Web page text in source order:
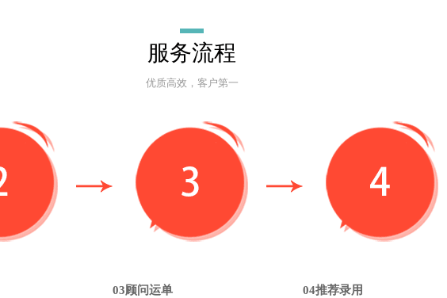
服务流程
优质高效，客户第一
03顾问运单 04推荐录用